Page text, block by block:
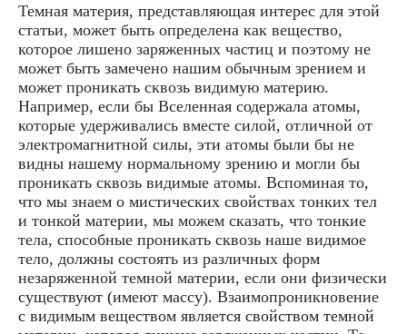
Темная материя, представляющая интерес для этой
статьи, может быть определена как вещество,
которое лишено заряженных частиц и поэтому не
может быть замечено нашим обычным зрением и
может проникать сквозь видимую материю.
Например, если бы Вселенная содержала атомы,
которые удерживались вместе силой, отличной от
электромагнитной силы, эти атомы были бы не
видны нашему нормальному зрению и могли бы
проникать сквозь видимые атомы. Вспоминая то,
что мы знаем о мистических свойствах тонких тел
и тонкой материи, мы можем сказать, что тонкие
тела, способные проникать сквозь наше видимое
тело, должны состоять из различных форм
незаряженной темной материи, если они физически
существуют (имеют массу). Взаимопроникновение
с видимым веществом является свойством темной